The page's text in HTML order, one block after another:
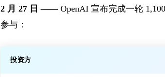
2 月 27 日 —— OpenAI 宣布完成一轮
参与：
投资方